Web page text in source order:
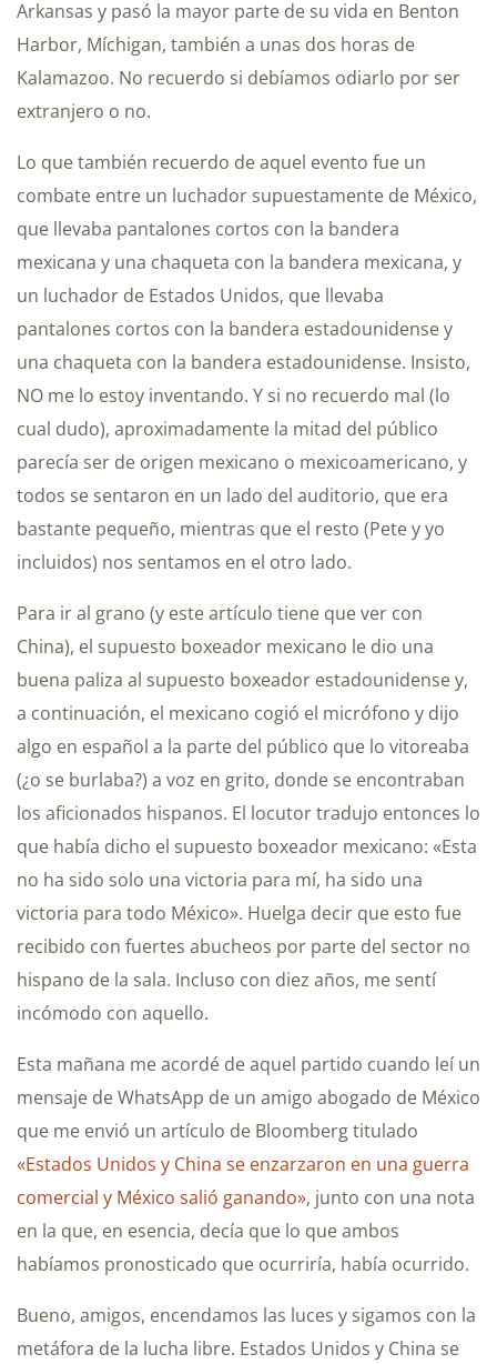
Arkansas y pasó la mayor parte de su vida en Benton
Harbor, Míchigan, también a unas dos horas de
Kalamazoo. No recuerdo si debíamos odiarlo por ser
extranjero o no.
Lo que también recuerdo de aquel evento fue un
combate entre un luchador supuestamente de México,
que llevaba pantalones cortos con la bandera
mexicana y una chaqueta con la bandera mexicana, y
un luchador de Estados Unidos, que llevaba
pantalones cortos con la bandera estadounidense y
una chaqueta con la bandera estadounidense. Insisto,
NO me lo estoy inventando. Y si no recuerdo mal (lo
cual dudo), aproximadamente la mitad del público
parecía ser de origen mexicano o mexicoamericano, y
todos se sentaron en un lado del auditorio, que era
bastante pequeño, mientras que el resto (Pete y yo
incluidos) nos sentamos en el otro lado.
Para ir al grano (y este artículo tiene que ver con
China), el supuesto boxeador mexicano le dio una
buena paliza al supuesto boxeador estadounidense y,
a continuación, el mexicano cogió el micrófono y dijo
algo en español a la parte del público que lo vitoreaba
(¿o se burlaba?) a voz en grito, donde se encontraban
los aficionados hispanos. El locutor tradujo entonces lo
que había dicho el supuesto boxeador mexicano: «Esta
no ha sido solo una victoria para mí, ha sido una
victoria para todo México». Huelga decir que esto fue
recibido con fuertes abucheos por parte del sector no
hispano de la sala. Incluso con diez años, me sentí
incómodo con aquello.
Esta mañana me acordé de aquel partido cuando leí un
mensaje de WhatsApp de un amigo abogado de México
que me envió un artículo de Bloomberg titulado
«Estados Unidos y China se enzarzaron en una guerra
comercial y México salió ganando», junto con una nota
en la que, en esencia, decía que lo que ambos
habíamos pronosticado que ocurriría, había ocurrido.
Bueno, amigos, encendamos las luces y sigamos con la
metáfora de la lucha libre. Estados Unidos y China se